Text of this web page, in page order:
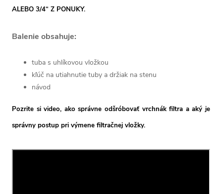
ALEBO 3/4“ Z PONUKY.
Balenie obsahuje:
tuba s uhlíkovou vložkou
kľúč na utiahnutie tuby a držiak na stenu
návod
Pozrite si video, ako správne odšróbovať vrchnák filtra a aký je
správny postup pri výmene filtračnej vložky.